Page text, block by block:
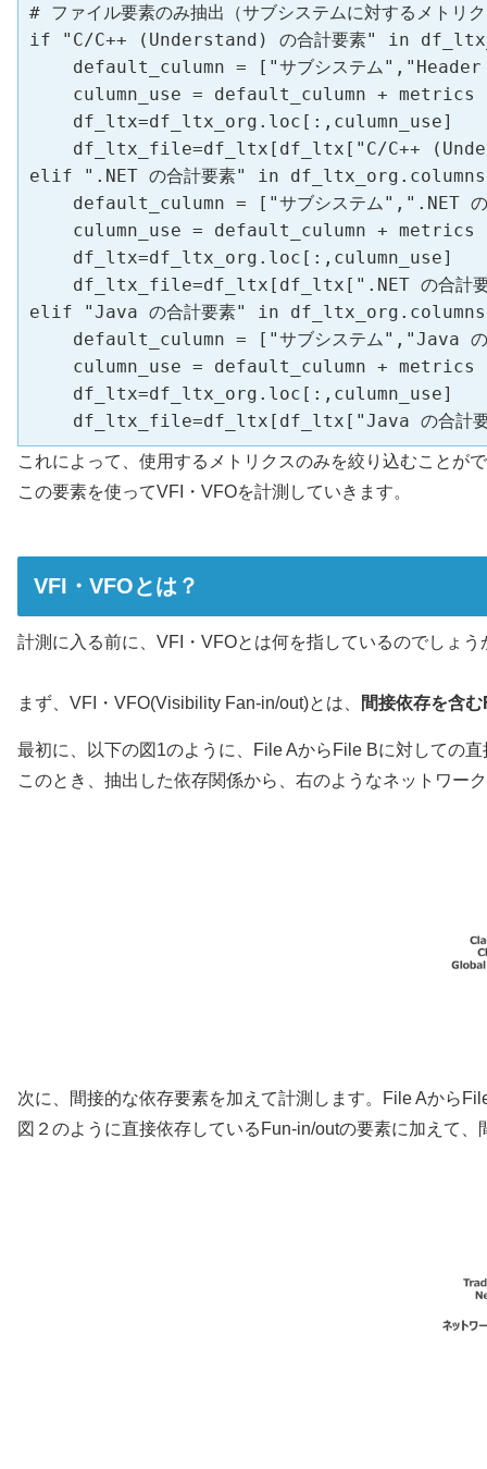
# ファイル要素のみ抽出（サブシステムに対するメトリ
if "C/C++ (Understand) の合計要素" in
default_culumn = ["サブシステム
    culumn_use = default_culumn + metrics
    df_ltx=df_ltx_org.loc[:,culumn_use]
df_ltx_file=df_ltx[df_ltx["C/C++
elif ".NET の合計要素" in
default_culumn = ["サブシステム",".NET の
    culumn_use = default_culumn + metrics
    df_ltx=df_ltx_org.loc[:,culumn_use]
df_ltx_file=df_ltx[df_ltx[".NET の合計
elif "Java の合計要素" in
default_culumn = ["サブシステム","Java の
    culumn_use = default_culumn + metrics
    df_ltx=df_ltx_org.loc[:,culumn_use]
df_ltx_file=df_ltx[df_ltx["Java の合計
これによって、使用するメトリクスのみを絞り込むことが
この要素を使ってVFI・VFOを計測していきます。
VFI・VFOとは？
計測に入る前に、VFI・VFOとは何を指しているのでしょ
まず、VFI・VFO(Visibility Fan-in/out)とは、 間接依存を含
最初に、以下の図1のように、File AからFile Bに対しての
このとき、抽出した依存関係から、右のようなネットワー
次に、間接的な依存要素を加えて計測します。File Aから
図２のように直接依存しているFun-in/outの要素に加えて